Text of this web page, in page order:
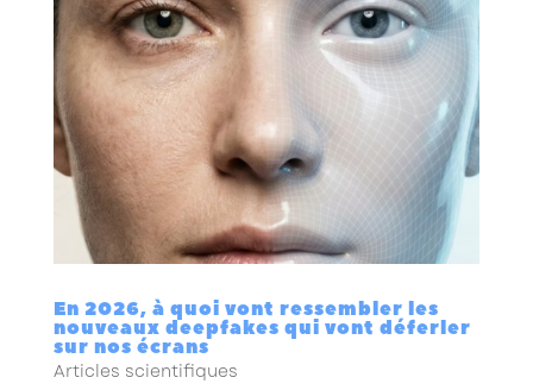
En 2026, à quoi vont ressembler les
nouveaux deepfakes qui vont déferler
sur nos écrans
Articles scientifiques